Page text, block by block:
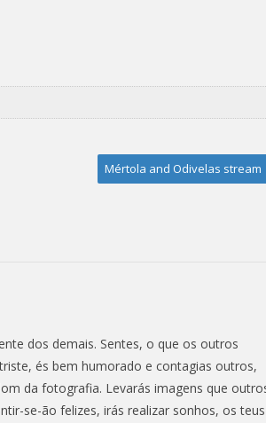
Mértola and Odivelas stream
dos demais. Sentes, o que os outros
és bem humorado e contagias outros,
da fotografia. Levarás imagens que
se-ão felizes, irás realizar sonhos, os